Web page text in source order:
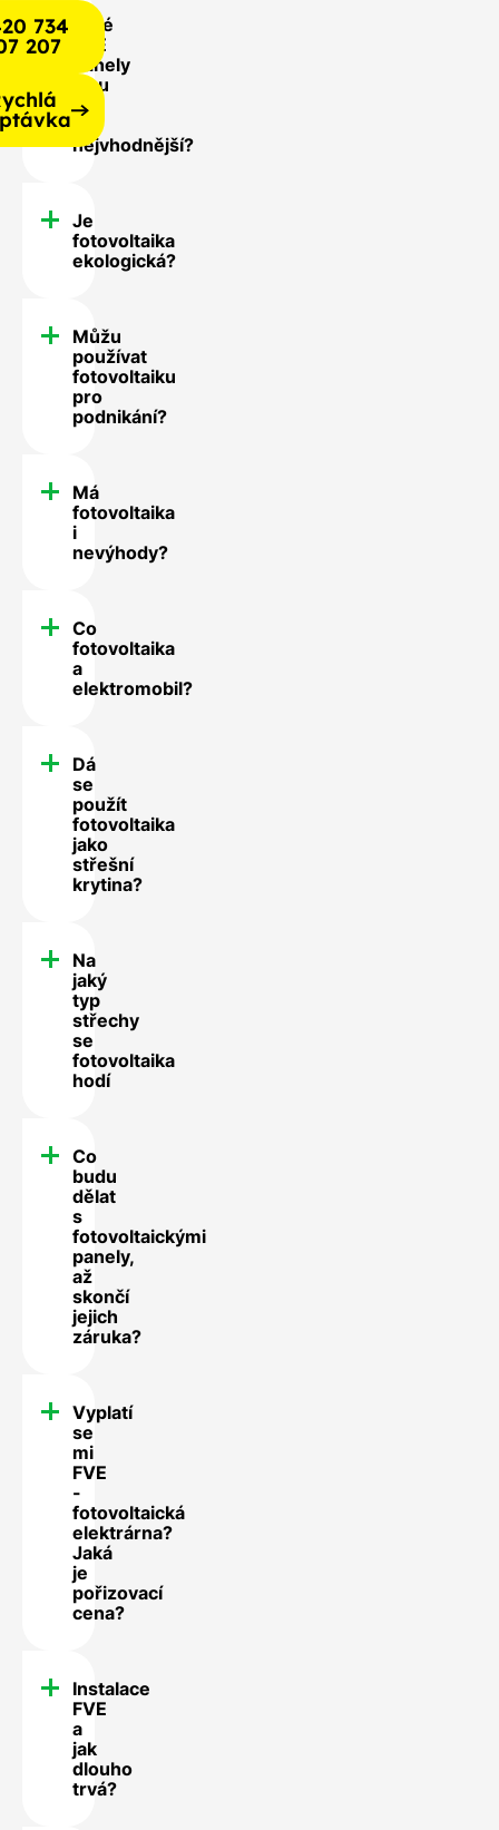
Jaké
FVE
panely
jsou
pro
nejvhodnější?
Je
fotovoltaika
ekologická?
Můžu
používat
fotovoltaiku
pro
podnikání?
Má
fotovoltaika
i
nevýhody?
Co
fotovoltaika
a
elektromobil?
Dá
se
použít
fotovoltaika
jako
střešní
krytina?
Na
jaký
typ
střechy
se
fotovoltaika
hodí
Co
budu
dělat
s
fotovoltaickými
panely,
až
skončí
jejich
záruka?
Vyplatí
se
mi
FVE
-
fotovoltaická
elektrárna?
Jaká
je
pořizovací
cena?
Instalace
FVE
a
jak
dlouho
trvá?
734
207